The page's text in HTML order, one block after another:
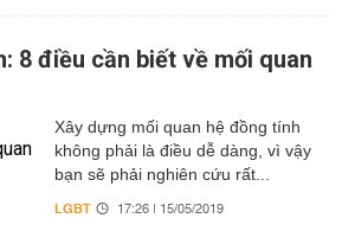
8 điều cần biết về mối quan
Xây dựng mối quan hệ đồng tính
không phải là điều dễ dàng, vì vậy
bạn sẽ phải nghiên cứu rất...
LGBT 17:26 | 15/05/2019